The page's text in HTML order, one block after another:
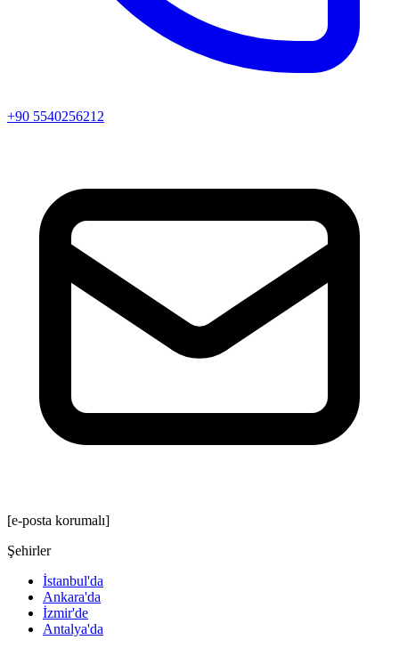
+90 5540256212
[e-posta korumalı]
Şehirler
İstanbul'da
Ankara'da
İzmir'de
Antalya'da